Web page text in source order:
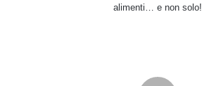
alimenti… e non solo!